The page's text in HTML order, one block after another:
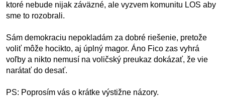
ktoré nebude nijak záväzné, ale vyzvem komunitu LOS aby
sme to rozobrali.
Sám demokraciu nepokladám za dobré riešenie, pretože
voliť môže hocikto, aj úplný magor. Áno Fico zas vyhrá
voľby a nikto nemusí na voličský preukaz dokázať, že vie
narátať do desať.
PS: Poprosím vás o krátke výstižne názory.